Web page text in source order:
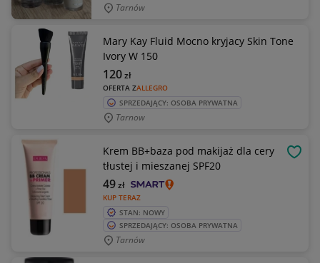
Tarnów
Mary Kay Fluid Mocno kryjacy Skin Tone
Ivory W 150
OFERTA ZALLEGRO
120zł
SPRZEDAJĄCY: OSOBA PRYWATNA
Tarnow
Krem BB+baza pod makijaż dla cery
tłustej i mieszanej SPF20
KUP TERAZ
49zł
STAN: NOWY
SPRZEDAJĄCY: OSOBA PRYWATNA
Tarnów